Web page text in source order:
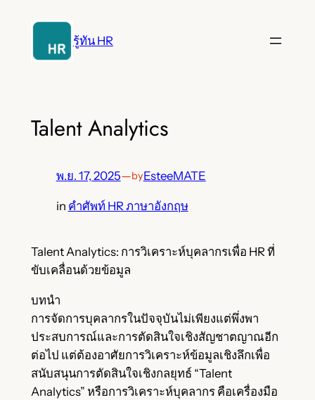
รู้ทัน HR
Talent Analytics
พ.ย. 17, 2025—byEsteeMATE
in คำศัพท์ HR ภาษาอังกฤษ
Talent Analytics: การวิเคราะห์บุคลากรเพื่อ HR ที่
ขับเคลื่อนด้วยข้อมูล
บทนำ
การจัดการบุคลากรในปัจจุบันไม่เพียงแต่พึ่งพา
ประสบการณ์และการตัดสินใจเชิงสัญชาตญาณอีก
ต่อไป แต่ต้องอาศัยการวิเคราะห์ข้อมูลเชิงลึกเพื่อ
สนับสนุนการตัดสินใจเชิงกลยุทธ์ “Talent
Analytics” หรือการวิเคราะห์บุคลากร คือเครื่องมือ